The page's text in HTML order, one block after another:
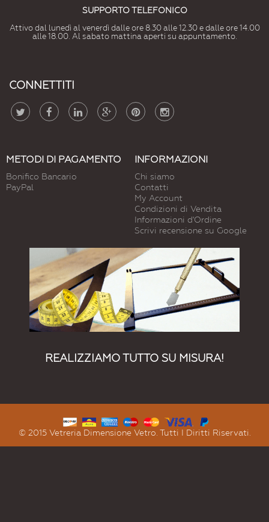
SUPPORTO TELEFONICO
Attivo dal lunedì al venerdì dalle ore 8.30 alle 12.30 e dalle ore 14.00
alle 18.00. Al sabato mattina aperti su appuntamento.
CONNETTITI
METODI DI PAGAMENTO
Bonifico Bancario
PayPal
INFORMAZIONI
Chi siamo
Contatti
My Account
Condizioni di Vendita
Informazioni d'Ordine
Scrivi recensione su Google
REALIZZIAMO TUTTO SU MISURA!
© 2015 Vetreria Dimensione Vetro. Tutti I Diritti Riservati.